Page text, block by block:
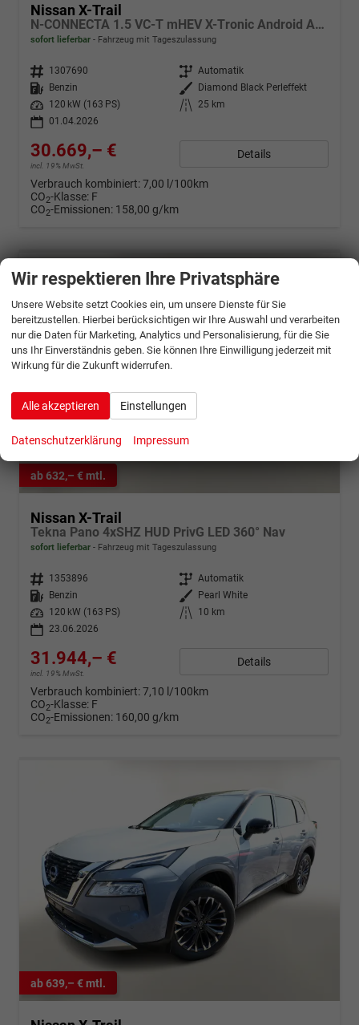
Nissan X-Trail
N-CONNECTA 1.5 VC-T mHEV X-Tronic Android Auto*Navi*SHZ*3Z Klimaauto*360°*ACC*E-Heck
sofort lieferbar Fahrzeug mit Tageszulassung
Fahrzeugnr. 1307690 Getriebe Automatik
Kraftstoff
Benzin Außenfarbe
Diamond Black Perleffekt
Leistung
120 kW (163 PS) Kilometerstand
25 km
01.04.2026
30.669,– €
incl. 19% MwSt.
Details
Verbrauch kombiniert:7,00 l/100km
CO2-Klasse: F
CO2-Emissionen: 158,00 g/km
ab 632,– € mtl.
Nissan X-Trail
Tekna Pano 4xSHZ HUD PrivG LED 360° Nav
sofort lieferbar Fahrzeug mit Tageszulassung
Fahrzeugnr. 1353896 Getriebe Automatik
Kraftstoff
Benzin Außenfarbe
Pearl White
Leistung
120 kW (163 PS) Kilometerstand
10 km
23.06.2026
31.944,– €
incl. 19% MwSt.
Details
Verbrauch kombiniert:7,10 l/100km
CO2-Klasse: F
CO2-Emissionen: 160,00 g/km
ab 639,– € mtl.
Wir respektieren Ihre Privatsphäre
Unsere Website setzt Cookies ein, um unsere Dienste für Sie
bereitzustellen. Hierbei berücksichtigen wir Ihre Auswahl und verarbeiten
nur die Daten für Marketing, Analytics und Personalisierung, für die Sie
uns Ihr Einverständnis geben. Sie können Ihre Einwilligung jederzeit mit
Wirkung für die Zukunft widerrufen.
Alle akzeptieren Einstellungen
Datenschutzerklärung Impressum